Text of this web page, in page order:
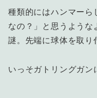
種類的にはハンマーら
なの？」と思うような
謎。先端に球体を取り
いっそガトリングガン